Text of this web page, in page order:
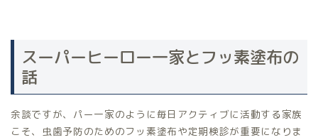
スーパーヒーロー一家とフッ素塗布の
話
余談ですが、パー一家のように毎日アクティブに活動する家族
こそ、虫歯予防のためのフッ素塗布や定期検診が重要になりま